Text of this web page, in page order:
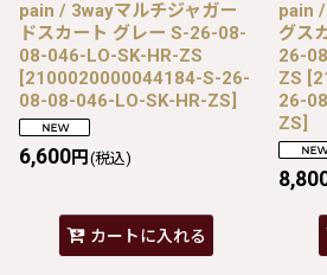
pain / 3wayマルチジャガー
ドスカート グレー S-26-08-
08-046-LO-SK-HR-ZS
[2100020000044184-S-26-
08-08-046-LO-SK-HR-ZS]
6,600円 (税込)
カートに入れる
pain
グス
26-
ZS [
26-
ZS]